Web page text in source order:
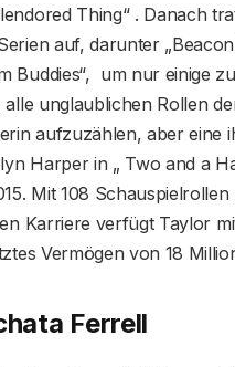
Thing“ . Danach
auf, darunter „Beacon
Buddies“, um nur einige
alle unglaublichen Rollen
aufzuzählen, aber eine
Harper in „ Two and a
Mit 108
Karriere verfügt Taylor
Vermögen von 18
Ferrell